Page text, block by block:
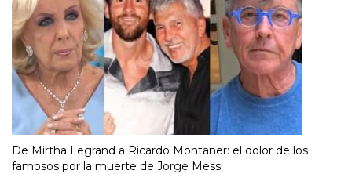
De Mirtha Legrand a Ricardo Montaner: el dolor de los
famosos por la muerte de Jorge Messi